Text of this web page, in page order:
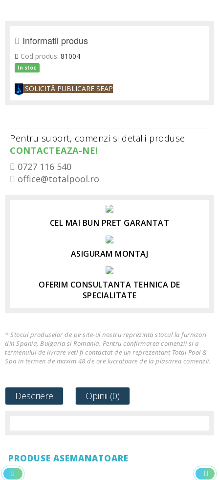
Informatii produs
Cod produs: 81004
In stoc
SOLICITĂ PUBLICARE SEAP
Pentru suport, comenzi si detalii produse
CONTACTEAZA-NE!
0727 116 540
office@totalpool.ro
CEL MAI BUN PRET GARANTAT
ASIGURAM MONTAJ
OFERIM CONSULTANTA TEHNICA DE
SPECIALITATE
* Stocul produselor de pe site-ul nostru reprezinta stocul la furnizori
din Spania, Bulgaria si Romania. Pentru confirmarea comenzii si a
termenului de livrare veti fi contactat de un reprezentant Total Pool &
Spa in termen de maxim 48 de ore lucratoare de la plasarea comenzii.
Descriere Opinii (0)
PRODUSE ASEMANATOARE